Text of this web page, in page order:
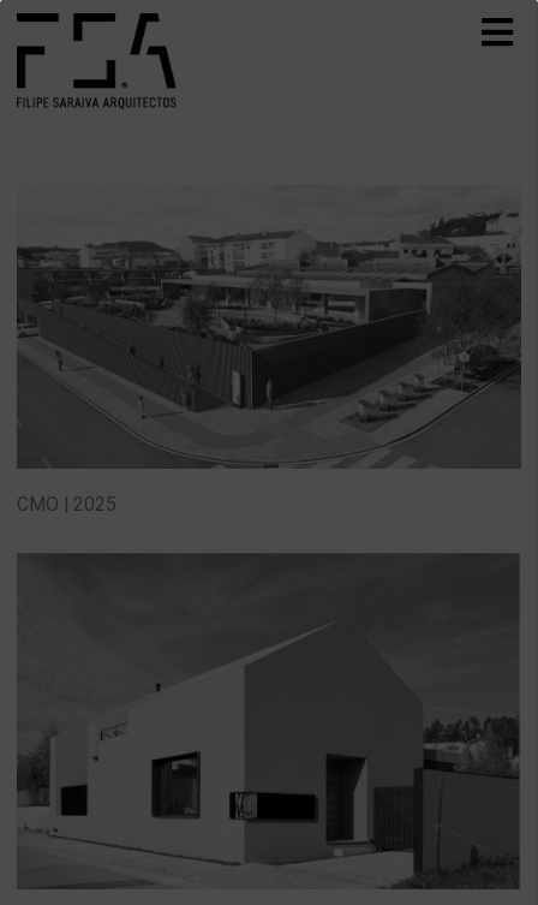
CMO | 2025